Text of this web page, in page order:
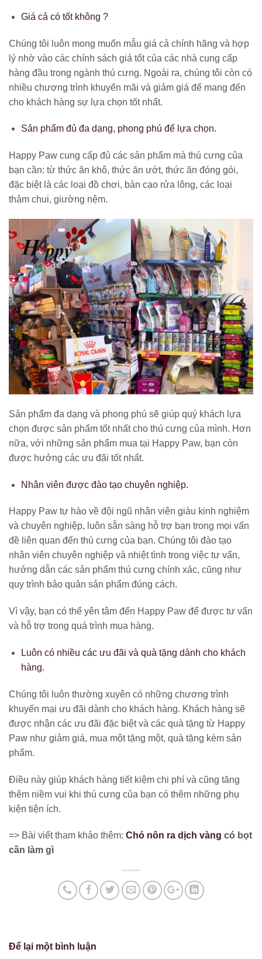
Giá cả có tốt không ?
Chúng tôi luôn mong muốn mẫu giá cả chính hãng và hợp
lý nhờ vào các chính sách giá tốt của các nhà cung cấp
hàng đầu trong ngành thú cưng. Ngoài ra, chúng tôi còn có
nhiều chương trình khuyến mãi và giảm giá để mang đến
cho khách hàng sự lựa chọn tốt nhất.
Sản phẩm đủ đa dạng, phong phú để lựa chọn.
Happy Paw cung cấp đủ các sản phẩm mà thú cưng của
bạn cần: từ thức ăn khô, thức ăn ướt, thức ăn đóng gói,
đặc biệt là các loại đồ chơi, bàn cạo rửa lông, các loại
thảm chui, giường nệm.
Sản phẩm đa dạng và phong phú sẽ giúp quý khách lựa
chọn được sản phẩm tốt nhất cho thú cưng của mình. Hơn
nữa, với những sản phẩm mua tại Happy Paw, bạn còn
được hưởng các ưu đãi tốt nhất.
Nhân viên được đào tạo chuyên nghiệp.
Happy Paw tự hào về đội ngũ nhân viên giàu kinh nghiệm
và chuyên nghiệp, luôn sẵn sàng hỗ trợ bạn trong mọi vấn
đề liên quan đến thú cưng của bạn. Chúng tôi đào tạo
nhân viên chuyên nghiệp và nhiệt tình trong việc tư vấn,
hướng dẫn các sản phẩm thú cưng chính xác, cũng như
quy trình bảo quản sản phẩm đúng cách.
Vì vậy, bạn có thể yên tâm đến Happy Paw để được tư vấn
và hỗ trợ trong quá trình mua hàng.
Luôn có nhiều các ưu đãi và quà tặng dành cho khách
hàng.
Chúng tôi luôn thường xuyên có những chương trình
khuyến mại ưu đãi dành cho khách hàng. Khách hàng sẽ
được nhận các ưu đãi đặc biệt và các quà tặng từ Happy
Paw như giảm giá, mua một tặng một, quà tặng kèm sản
phẩm.
Điều này giúp khách hàng tiết kiệm chi phí và cũng tăng
thêm niềm vui khi thú cưng của bạn có thêm những phụ
kiện tiện ích.
=> Bài viết tham khảo thêm: Chó nôn ra dịch vàng có bọt
cần làm gì
Để lại một bình luận